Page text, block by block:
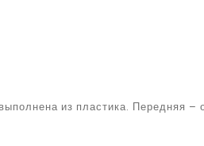
из пластика. Передняя –